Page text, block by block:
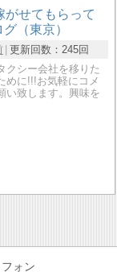
がせてもらって
（東京）
更新回数： 245回
シー会社を移りた
めに!!!お気軽にコメ
い致します。興味を
ォン